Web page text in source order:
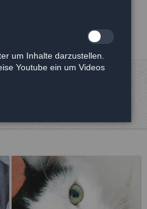
um Inhalte darzustellen.
Youtube ein um Videos